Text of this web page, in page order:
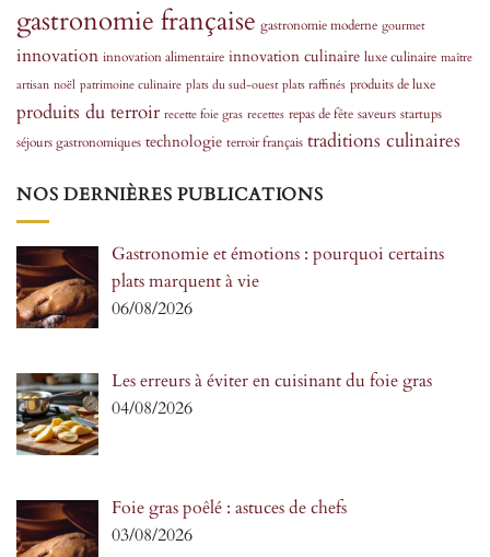
gastronomie française gastronomie moderne gourmet
innovation innovation alimentaire innovation culinaire luxe culinaire maître
artisan noël patrimoine culinaire plats du sud-ouest plats raffinés produits de luxe
produits du terroir recette foie gras recettes repas de fête saveurs startups
séjours gastronomiques technologie terroir français traditions culinaires
NOS DERNIÈRES PUBLICATIONS
Gastronomie et émotions : pourquoi certains
plats marquent à vie
06/08/2026
Les erreurs à éviter en cuisinant du foie gras
04/08/2026
Foie gras poêlé : astuces de chefs
03/08/2026